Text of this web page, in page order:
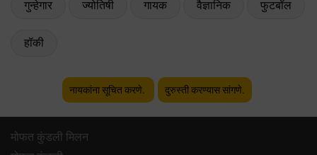
गुन्हेगार ज्योतिषी गायक वैज्ञानिक फुटबॉल
हॉकी
नायकांना सूचित करणे. दुरुस्ती करण्यास सांगणे.
मोफत कुंडली मिलन